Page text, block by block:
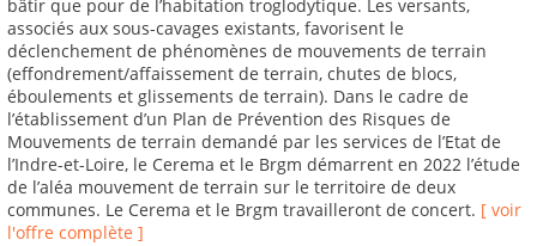
bâtir que pour de l’habitation troglodytique. Les versants,
associés aux sous-cavages existants, favorisent le
déclenchement de phénomènes de mouvements de terrain
(effondrement/affaissement de terrain, chutes de blocs,
éboulements et glissements de terrain). Dans le cadre de
l’établissement d’un Plan de Prévention des Risques de
Mouvements de terrain demandé par les services de l’Etat de
l’Indre-et-Loire, le Cerema et le Brgm démarrent en 2022 l’étude
de l’aléa mouvement de terrain sur le territoire de deux
communes. Le Cerema et le Brgm travailleront de concert. [ voir
l'offre complète ]